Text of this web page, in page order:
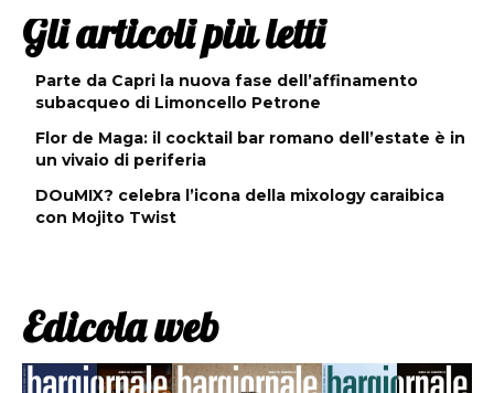
Gli articoli più letti
Parte da Capri la nuova fase dell’affinamento
subacqueo di Limoncello Petrone
Flor de Maga: il cocktail bar romano dell’estate è in
un vivaio di periferia
DOuMIX? celebra l’icona della mixology caraibica
con Mojito Twist
Edicola web